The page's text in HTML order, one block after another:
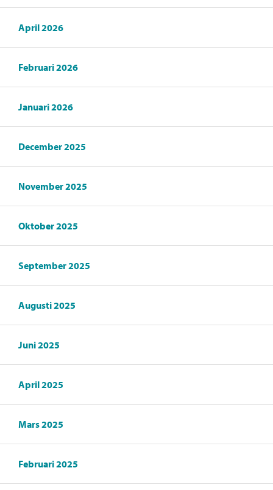
April 2026
Februari 2026
Januari 2026
December 2025
November 2025
Oktober 2025
September 2025
Augusti 2025
Juni 2025
April 2025
Mars 2025
Februari 2025